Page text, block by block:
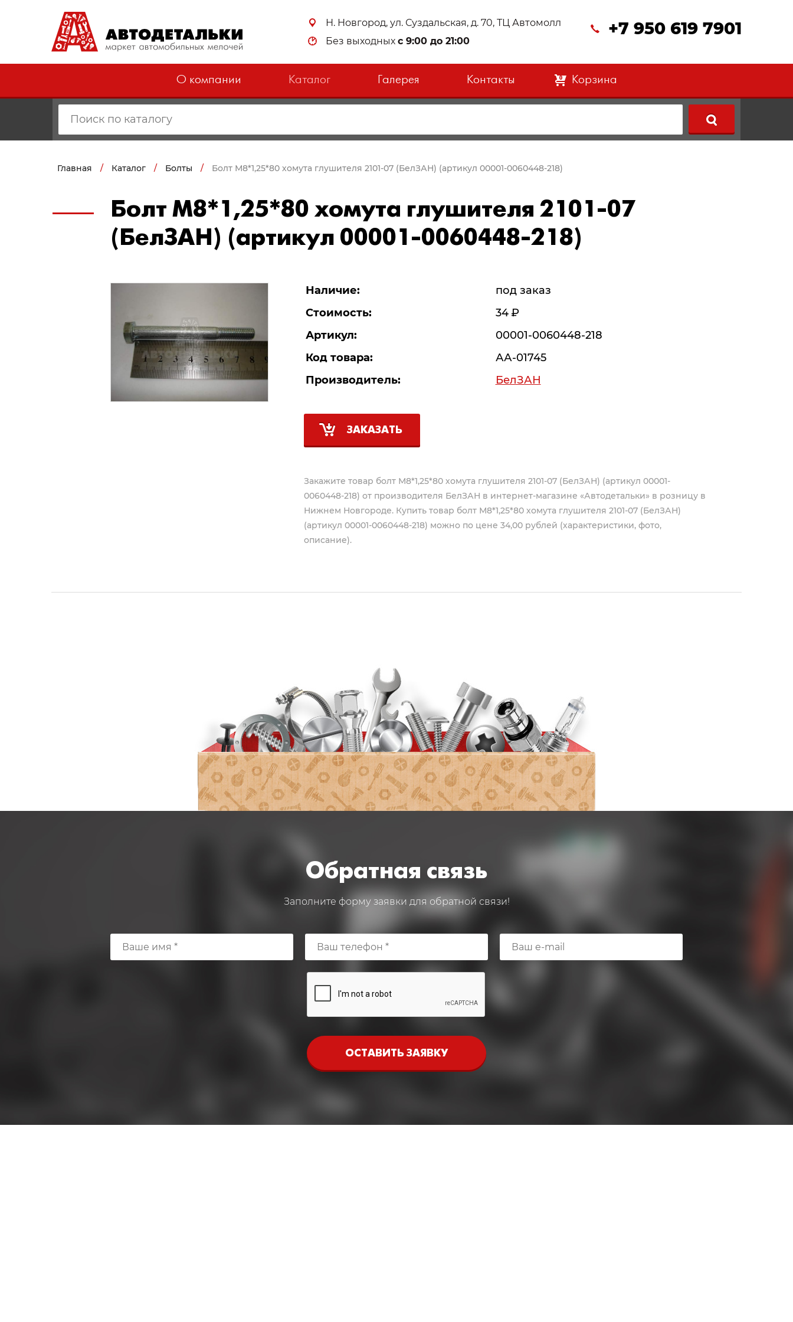
Н. Новгород, ул. Суздальская, д. 70, ТЦ Автомолл
Без выходных с 9:00 до 21:00
+7 950 619 7901
О компании Каталог Галерея Контакты 0 Корзина
Главная / Каталог / Болты / Болт М8*1,25*80 хомута глушителя 2101-07 (БелЗАН) (артикул 00001-0060448-218)
Болт М8*1,25*80 хомута глушителя 2101-07
(БелЗАН) (артикул 00001-0060448-218)
Наличие:
под заказ
Стоимость:
34 Р
Артикул:
00001-0060448-218
Код товара:
АА-01745
Производитель:
БелЗАН
ЗАКАЗАТЬ
Закажите товар болт М8*1,25*80 хомута глушителя 2101-07 (БелЗАН) (артикул 00001-
0060448-218) от производителя БелЗАН в интернет-магазине «Автодетальки» в розницу в
Нижнем Новгороде. Купить товар болт М8*1,25*80 хомута глушителя 2101-07 (БелЗАН)
(артикул 00001-0060448-218) можно по цене 34,00 рублей (характеристики, фото,
описание).
Обратная связь
Заполните форму заявки для обратной связи!
ОСТАВИТЬ ЗАЯВКУ